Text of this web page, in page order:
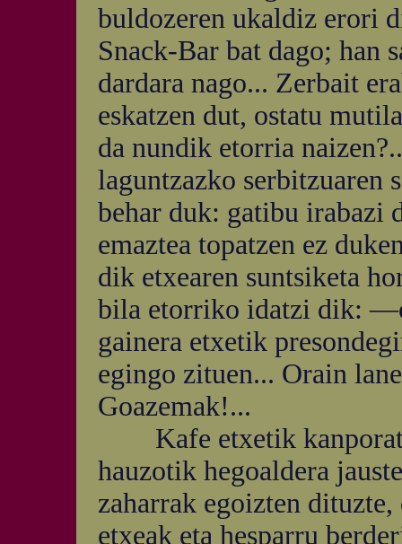
buldozeren ukaldiz erori
Snack-Bar bat dago; han
dardara nago... Zerbait
eskatzen dut, ostatu
da nundik etorria
laguntzazko
behar duk: gatibu irabazi
emaztea topatzen ez
dik etxearen suntsiketa
bila etorriko idatzi dik:
gainera etxetik
egingo zituen... Orain
Goazemak!...
Kafe etxetik
hauzotik hegoaldera
zaharrak egoizten
etxeak eta hesparru